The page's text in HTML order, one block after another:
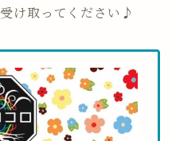
け取ってください♪